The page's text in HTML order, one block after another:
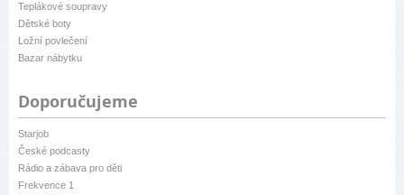
Teplákové soupravy
Dětské boty
Ložní povlečení
Bazar nábytku
Doporučujeme
Starjob
České podcasty
Rádio a zábava pro děti
Frekvence 1